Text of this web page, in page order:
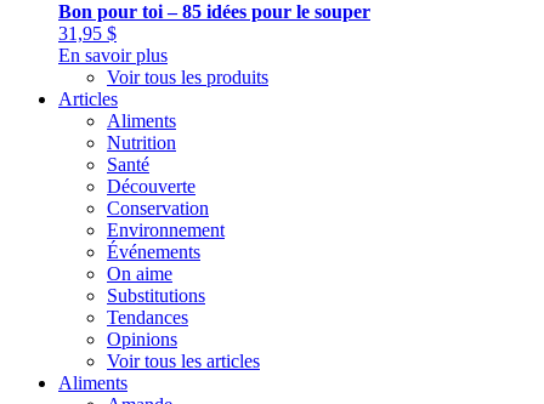
Bon pour toi – 85 idées pour le souper
31,95 $
En savoir plus
Voir tous les produits
Articles
Aliments
Nutrition
Santé
Découverte
Conservation
Environnement
Événements
On aime
Substitutions
Tendances
Opinions
Voir tous les articles
Aliments